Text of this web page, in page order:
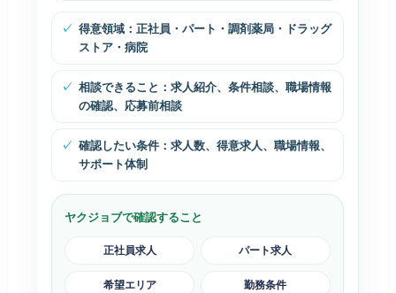
得意領域：正社員・パート・調剤薬局・ドラッグ
ストア・病院
相談できること：求人紹介、条件相談、職場情報
の確認、応募前相談
確認したい条件：求人数、得意求人、職場情報、
サポート体制
ヤクジョブで確認すること
正社員求人 パート求人
希望エリア 勤務条件